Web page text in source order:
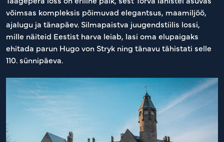
võimsas kompleksis põimuvad elegantsus, maamiljöö,
ajalugu ja tänapäev. Silmapaistva juugendstiilis lossi,
mille näiteid Eestist harva leiab, lasi oma elupaigaks
ehitada parun Hugo von Stryk ning tänavu tähistati selle
110. sünnipäeva.